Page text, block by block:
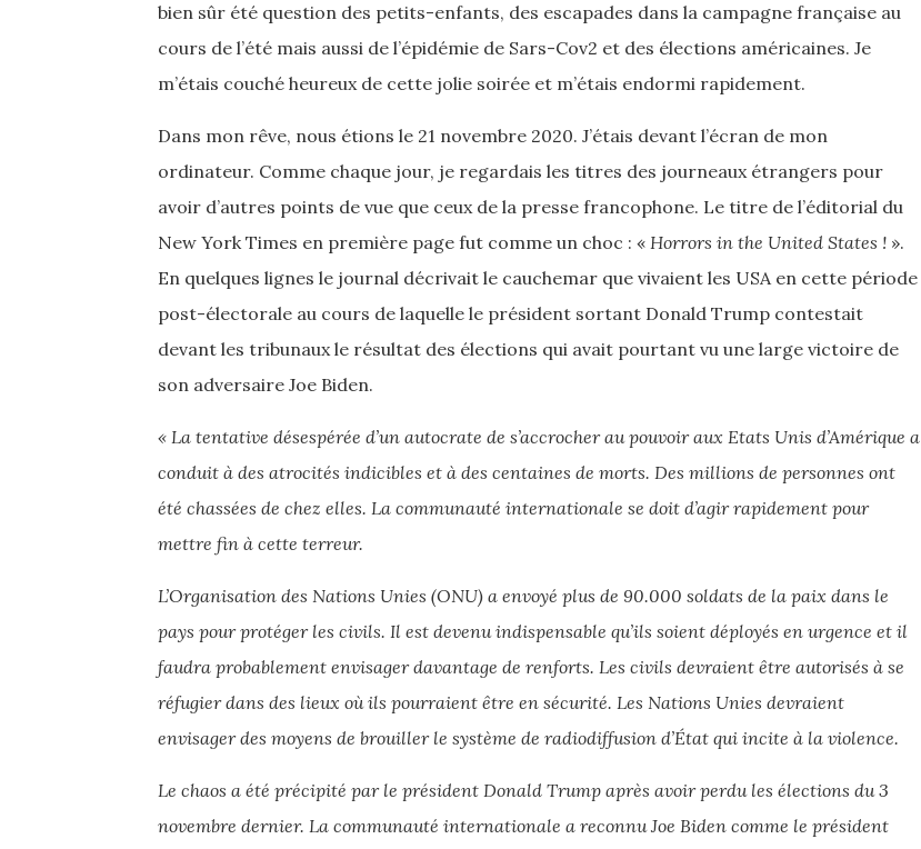
bien sûr été question des petits-enfants, des escapades dans la campagne française au
cours de l’été mais aussi de l’épidémie de Sars-Cov2 et des élections américaines. Je
m’étais couché heureux de cette jolie soirée et m’étais endormi rapidement.
Dans mon rêve, nous étions le 21 novembre 2020. J’étais devant l’écran de mon
ordinateur. Comme chaque jour, je regardais les titres des journeaux étrangers pour
avoir d’autres points de vue que ceux de la presse francophone. Le titre de l’éditorial du
New York Times en première page fut comme un choc : « Horrors in the United States ! ».
En quelques lignes le journal décrivait le cauchemar que vivaient les USA en cette période
post-électorale au cours de laquelle le président sortant Donald Trump contestait
devant les tribunaux le résultat des élections qui avait pourtant vu une large victoire de
son adversaire Joe Biden.
« La tentative désespérée d’un autocrate de s’accrocher au pouvoir aux Etats Unis d’Amérique a
conduit à des atrocités indicibles et à des centaines de morts. Des millions de personnes ont
été chassées de chez elles. La communauté internationale se doit d’agir rapidement pour
mettre fin à cette terreur.
L’Organisation des Nations Unies (ONU) a envoyé plus de 90.000 soldats de la paix dans le
pays pour protéger les civils. Il est devenu indispensable qu’ils soient déployés en urgence et il
faudra probablement envisager davantage de renforts. Les civils devraient être autorisés à se
réfugier dans des lieux où ils pourraient être en sécurité. Les Nations Unies devraient
envisager des moyens de brouiller le système de radiodiffusion d’État qui incite à la violence.
Le chaos a été précipité par le président Donald Trump après avoir perdu les élections du 3
novembre dernier. La communauté internationale a reconnu Joe Biden comme le président